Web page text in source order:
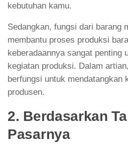
kebutuhan kamu.
Sedangkan, fungsi dari barang
membantu proses produksi
keberadaannya sangat penting
kegiatan produksi. Dalam
berfungsi untuk mendatangkan
produsen.
2. Berdasarkan
Pasarnya